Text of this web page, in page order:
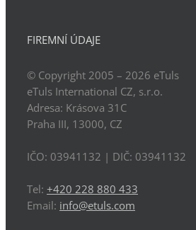
FIREMNÍ ÚDAJE
© Copyright 2005 – 2026 eTuls
eTuls International CZ, s.r.o.
Adresa: Krásova 31C
Praha III, 13000, CZ
IČO: 03941132 | DIČ: 03941132
Tel: +420 228 880 433
Email: info@etuls.com